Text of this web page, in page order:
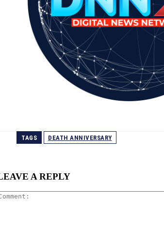
TAGS DEATH ANNIVERSARY
A REPLY